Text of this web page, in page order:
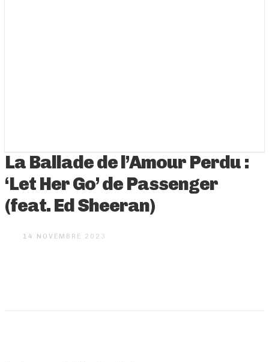
La Ballade de l’Amour Perdu :
‘Let Her Go’ de Passenger
(feat. Ed Sheeran)
14 NOVEMBRE 2023